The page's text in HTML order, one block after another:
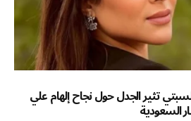
تثير الجدل حول نجاح إلهام علي
السعودية